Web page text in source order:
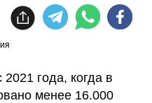
года, когда в
менее 16.000